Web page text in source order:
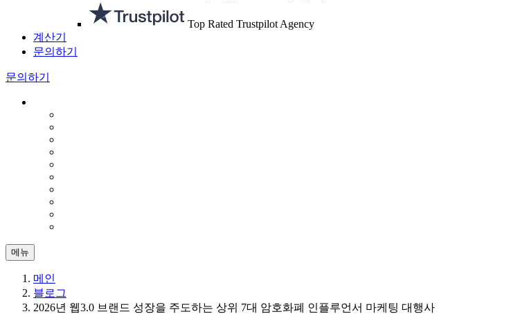
Top Rated Trustpilot Agency
계산기
문의하기
문의하기
메뉴
메인
블로그
2026년 웹3.0 브랜드 성장을 주도하는 상위 7대 암호화폐 인플루언서 마케팅 대행사